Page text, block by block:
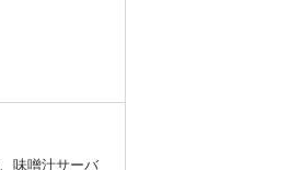
味噌汁サーバ